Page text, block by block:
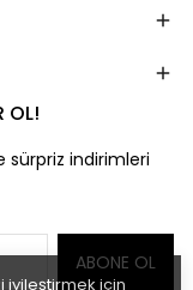
iyileştirmek için
OL!
sürpriz indirimleri
ABONE OL